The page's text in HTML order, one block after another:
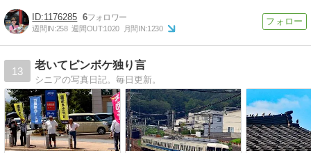
1176285 6
週間IN:258 週間OUT:1020 月間IN:1230
13
老いてピンボケ独り言
シニアの写真日記。毎日更新。